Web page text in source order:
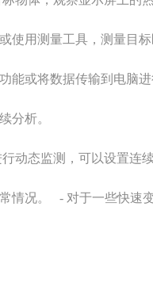
使用测量工具，测量目
能或将数据传输到电脑
分析。
动态监测，可以设置连
情况。 - 对于一些快速